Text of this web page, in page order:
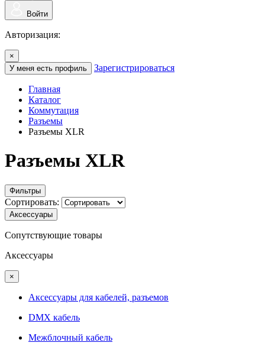
Войти
Авторизация:
×
У меня есть профиль
Зарегистрироваться
Главная
Каталог
Коммутация
Разъемы
Разъемы XLR
Разъемы XLR
Фильтры
Сортировать:
Аксессуары
Сопутствующие товары
Аксессуары
×
Аксессуары для кабелей, разъемов
DMX кабель
Межблочный кабель